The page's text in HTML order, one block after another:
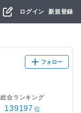
ログイン 新規登録
フォロー
総合ランキング
139197 位